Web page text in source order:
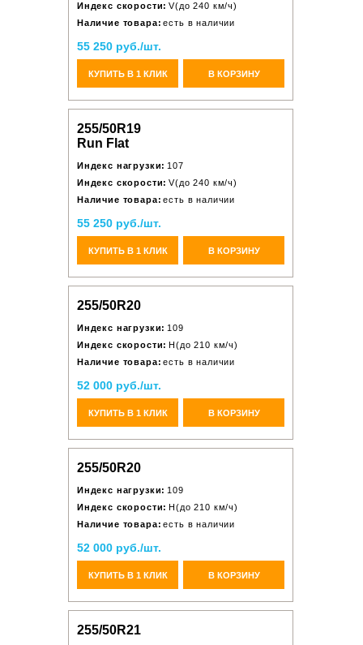
Индекс скорости: V(до 240 км/ч)
Наличие товара: есть в наличии
55 250 руб./шт.
КУПИТЬ В 1 КЛИК В КОРЗИНУ
255/50R19
Run Flat
Индекс нагрузки: 107
Индекс скорости: V(до 240 км/ч)
Наличие товара: есть в наличии
55 250 руб./шт.
КУПИТЬ В 1 КЛИК В КОРЗИНУ
255/50R20
Индекс нагрузки: 109
Индекс скорости: H(до 210 км/ч)
Наличие товара: есть в наличии
52 000 руб./шт.
КУПИТЬ В 1 КЛИК В КОРЗИНУ
255/50R20
Индекс нагрузки: 109
Индекс скорости: H(до 210 км/ч)
Наличие товара: есть в наличии
52 000 руб./шт.
КУПИТЬ В 1 КЛИК В КОРЗИНУ
255/50R21